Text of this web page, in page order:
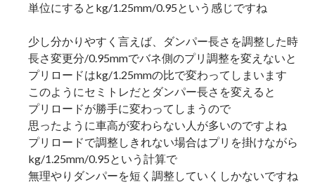
単位にするとkg/1.25mm/0.95という感じですね
少し分かりやすく言えば、ダンパー長さを調整した時
長さ変更分/0.95mmでバネ側のプリ調整を変えないと
プリロードはkg/1.25mmの比で変わってしまいます
このようにセミトレだとダンパー長さを変えると
プリロードが勝手に変わってしまうので
思ったように車高が変わらない人が多いのですよね
プリロードで調整しきれない場合はプリを掛けながら
kg/1.25mm/0.95という計算で
無理やりダンパーを短く調整していくしかないですね